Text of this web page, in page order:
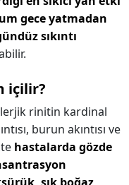
gece yatmadan
sıkıntı
içilir?
rinitin kardinal
burun akıntısı ve
hastalarda gözde